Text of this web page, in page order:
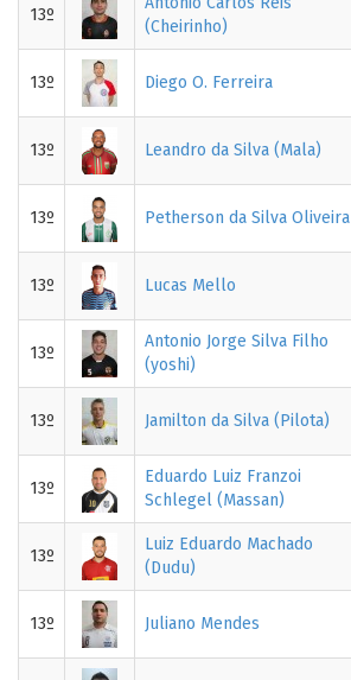
13º
(Cheirinho)
13º Diego O. Ferreira
13º Leandro da Silva (Mala)
13º Petherson da Silva Oliveira
13º Lucas Mello
13º
Antonio Jorge Silva Filho
(yoshi)
13º Jamilton da Silva (Pilota)
13º
Eduardo Luiz Franzoi
Schlegel (Massan)
13º
Luiz Eduardo Machado
(Dudu)
13º Juliano Mendes